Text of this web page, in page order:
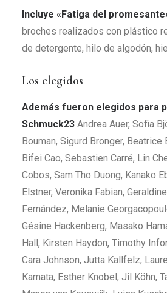
Incluye «Fatiga del
broches realizados con plástico
de detergente, hilo de algodón,
Los elegidos
Además fueron elegidos para
Schmuck23 Andrea Auer, Sofia
Bouman, Sigurd Bronger, Beatrice
Bifei Cao, Sebastien Carré, Lin
Cobos, Sam Tho Duong, Kanako
Elstner, Veronika Fabian,
Fernández, Melanie
Gésine Hackenberg, Masako
Hall, Kirsten Haydon, Timothy
Cara Johnson, Jutta Kallfelz,
Kamata, Esther Knobel, Jil Köhn,